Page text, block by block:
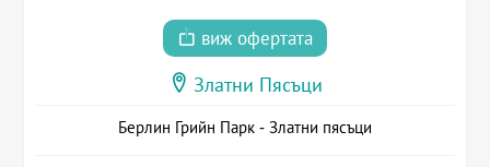
виж офертата
Златни Пясъци
Берлин Грийн Парк - Златни пясъци